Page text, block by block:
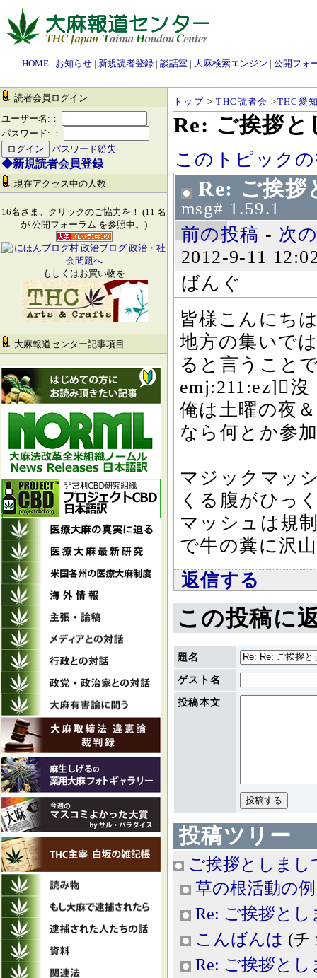
HOME | お知らせ | 新規読者登録 | 談話室 | 大麻検索エンジン | 公開フォ
読者会員ログイン
ユーザー名:：
パスワード: ：
パスワード紛失
◆新規読者会員登録
現在アクセス中の人数
16名さま。クリックのご協力を！ (11 名
が 公開フォーラム を参照中。)
もしくはお買い物を
大麻報道センター記事項目
トップ >THC読者会 >THC愛
Re: ご挨拶と
このトピック
Re: ご挨拶
msg# 1.59.1
前の投稿 - 次
2012-9-11
ばんぐ
皆様こんにち
地方の集いで
ると言うこと
emj:211:ez]
俺は土曜の夜
なら何とか参
マジックマッ
くる腹がひっ
マッシュは規
で牛の糞に沢
返信する
この投稿に
題名
ゲスト名
投稿本文
投稿ツリー
ご挨拶としまし
草の根活動の例
Re: ご挨拶とし
こんばんは (チ
Re: ご挨拶とし